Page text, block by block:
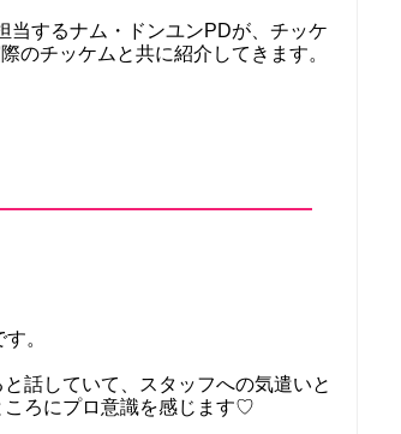
当するナム・ドンユンPDが、チッケ
のチッケムと共に紹介してきます。
。
話していて、スタッフへの気遣いと
ころにプロ意識を感じます♡